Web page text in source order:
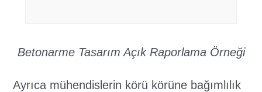
Betonarme Tasarım Açık Raporlama Örneği
Ayrıca mühendislerin körü körüne bağımlılık